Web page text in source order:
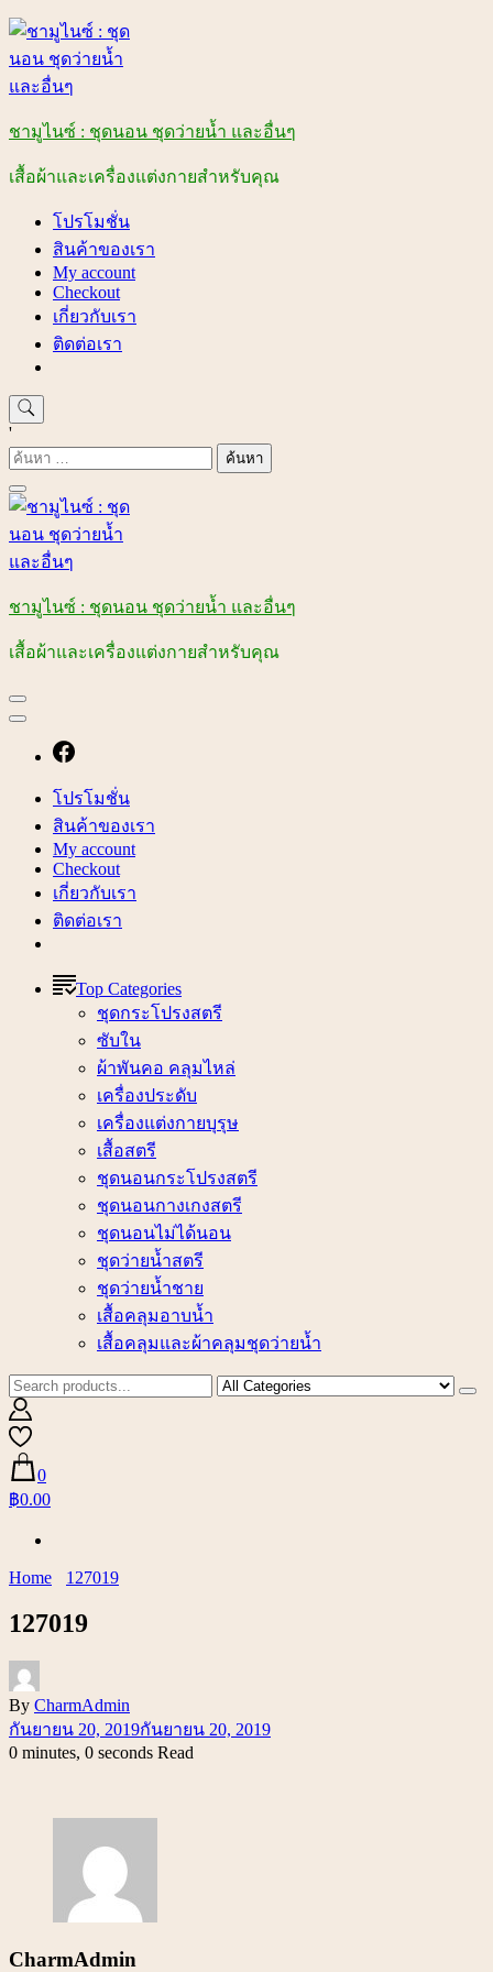
Skip
content
ชามูไนซ์ : ชุดนอน ชุดว่ายน้ำ และอื่นๆ
เสื้อผ้าและเครื่องแต่งกายสำหรับคุณ
โปรโมชั่น
สินค้าของเรา
My account
Checkout
เกี่ยวกับเรา
ติดต่อเรา
'
ค้นหา
สำหรับ:
ชามูไนซ์ : ชุดนอน ชุดว่ายน้ำ และอื่นๆ
เสื้อผ้าและเครื่องแต่งกายสำหรับคุณ
โปรโมชั่น
สินค้าของเรา
My account
Checkout
เกี่ยวกับเรา
ติดต่อเรา
Top Categories
ชุดกระโปรงสตรี
ซับใน
ผ้าพันคอ คลุมไหล่
เครื่องประดับ
เครื่องแต่งกายบุรุษ
เสื้อสตรี
ชุดนอนกระโปรงสตรี
ชุดนอนกางเกงสตรี
ชุดนอนไม่ได้นอน
ชุดว่ายน้ำสตรี
ชุดว่ายน้ำชาย
เสื้อคลุมอาบน้ำ
เสื้อคลุมและผ้าคลุมชุดว่ายน้ำ
0
฿0.00
Home 127019
127019
By CharmAdmin
กันยายน 20, 2019กันยายน 20, 2019
0 minutes, 0 seconds Read
CharmAdmin